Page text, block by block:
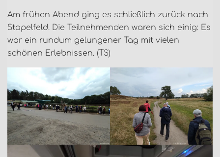
Am frühen Abend ging es schließlich zurück nach
Stapelfeld. Die Teilnehmenden waren sich einig: Es
war ein rundum gelungener Tag mit vielen
schönen Erlebnissen. (TS)